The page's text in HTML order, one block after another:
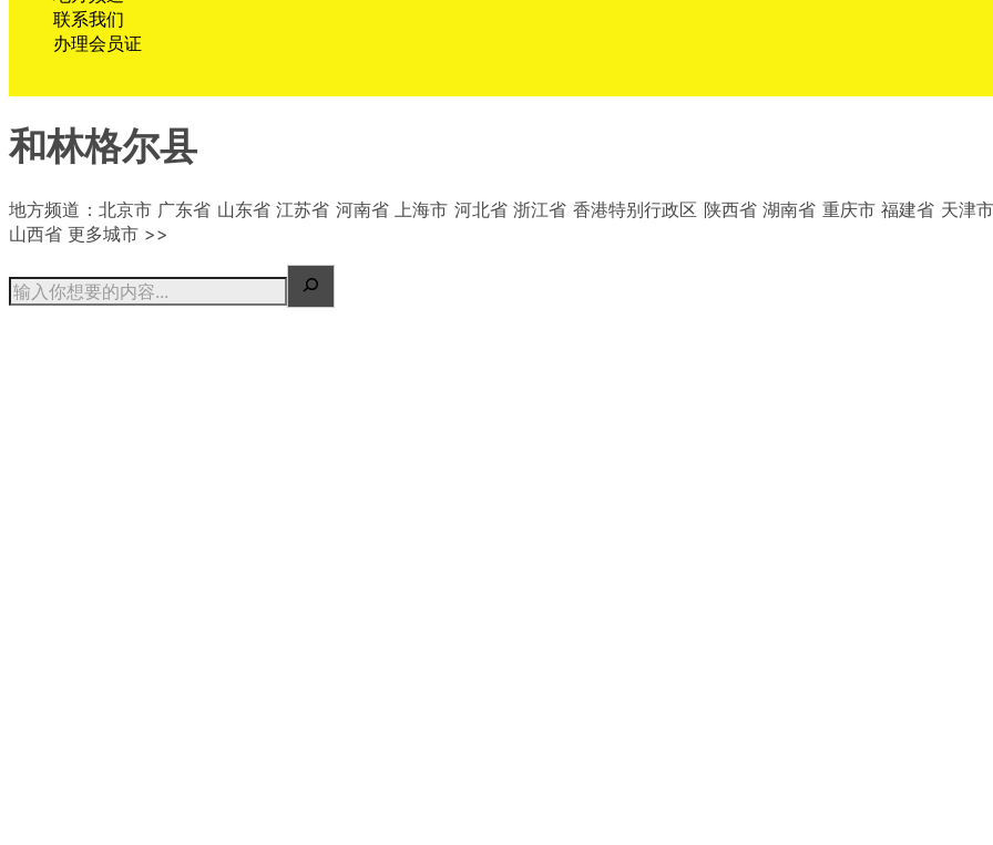
联系我们
办理会员证
和林格尔县
地方频道：北京市 广东省 山东省 江苏省 河南省 上海市 河北省 浙江省 香港特别行政区 陕西省 湖南省 重庆市 福建省 天津
山西省 更多城市 >>